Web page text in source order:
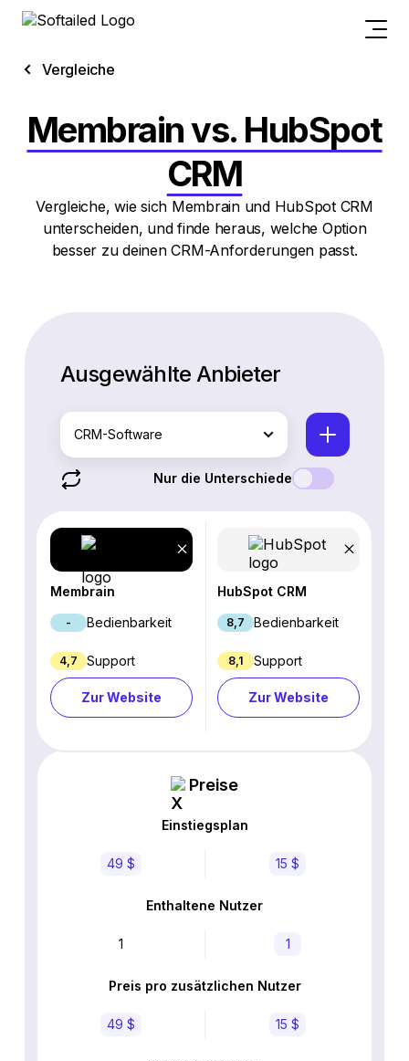
Vergleiche
Membrain vs. HubSpot
CRM
Vergleiche, wie sich Membrain und HubSpot CRM
unterscheiden, und finde heraus, welche Option
besser zu deinen CRM-Anforderungen passt.
Ausgewählte Anbieter
CRM-Software
Nur die Unterschiede
Membrain
- Bedienbarkeit
4,7 Support
Zur Website
HubSpot CRM
8,7 Bedienbarkeit
8,1 Support
Zur Website
Preise
Einstiegsplan
49 $ 15 $
Enthaltene Nutzer
1 1
Preis pro zusätzlichen Nutzer
49 $ 15 $